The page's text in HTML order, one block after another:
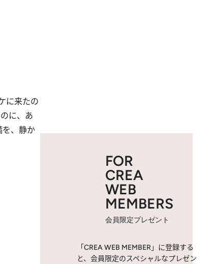
に来たの
に、あ
を、静か
FOR
CREA
WEB
MEMBERS
会員限定プレゼント
「CREA WEB MEMBER」に登録する
と、会員限定のスペシャルなプレゼン